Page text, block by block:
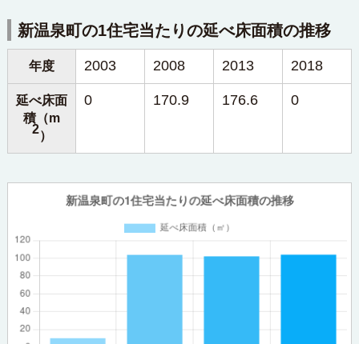
新温泉町の1住宅当たりの延べ床面積の推移
年度 2003 2008 2013 2018
延べ床面
積（m
2）
0 170.9 176.6 0